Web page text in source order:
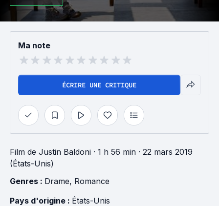
Ma note
ÉCRIRE UNE CRITIQUE
Film de Justin Baldoni · 1 h 56 min · 22 mars 2019
(États-Unis)
Genres : Drame, Romance
Pays d'origine : États-Unis